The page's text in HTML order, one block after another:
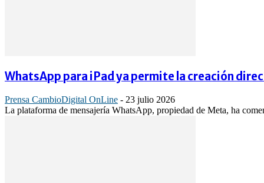
WhatsApp para iPad ya permite la creación
Prensa CambioDigital OnLine - 23 julio 2026
La plataforma de mensajería WhatsApp, propiedad de Meta, ha